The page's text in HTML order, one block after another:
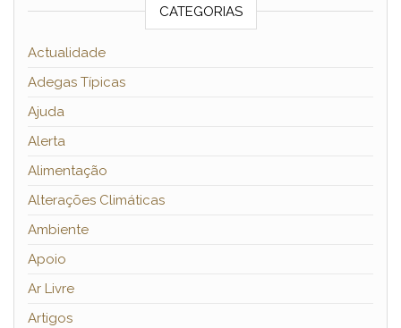
CATEGORIAS
Actualidade
Adegas Típicas
Ajuda
Alerta
Alimentação
Alterações Climáticas
Ambiente
Apoio
Ar Livre
Artigos